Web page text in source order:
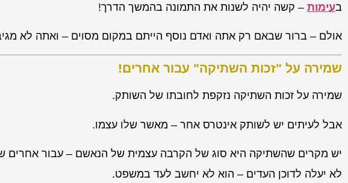
בעימות – קשה יהיה לשנות את התמונה בהמשך הדרך!
אולם – ברור שבאם רק אתה ואדם נוסף הייתם במקום מסוים – ואתה לא
שמירה על "זכות השתיקה" עבור אחרים!
שמירה על זכות השתיקה נזקפת לחובתו של השותק.
אבל לעיתים יש לשותק אינטרס אחר – מאשר שלו עצמו.
יש מקרים שהשתיקה היא סוג של הקרבה עצמית של הנאשם – עבור אחרים
לא יעלה לדוכן העדים – הוא לא יחשב לעד במשפט.